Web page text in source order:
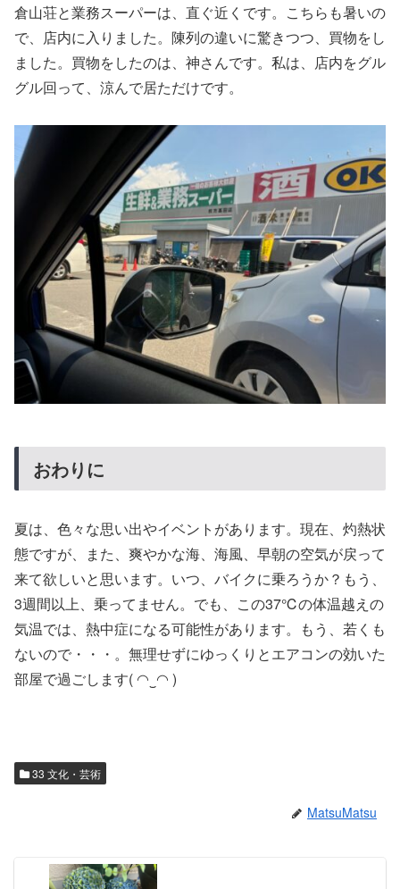
倉山荘と業務スーパーは、直ぐ近くです。こちらも暑いの
で、店内に入りました。陳列の違いに驚きつつ、買物をし
ました。買物をしたのは、神さんです。私は、店内をグル
グル回って、涼んで居ただけです。
おわりに
夏は、色々な思い出やイベントがあります。現在、灼熱状
態ですが、また、爽やかな海、海風、早朝の空気が戻って
来て欲しいと思います。いつ、バイクに乗ろうか？もう、
3週間以上、乗ってません。でも、この37℃の体温越えの
気温では、熱中症になる可能性があります。もう、若くも
ないので・・・。無理せずにゆっくりとエアコンの効いた
部屋で過ごします( ◠‿◠ )
33 文化・芸術
MatsuMatsu